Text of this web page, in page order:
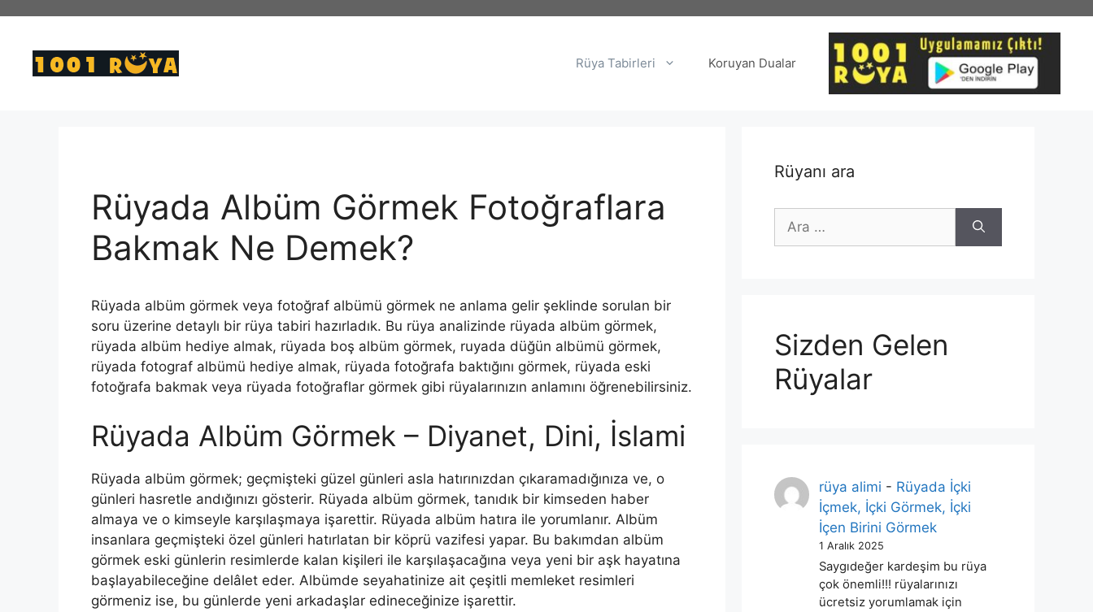
Rüya Tabirleri Koruyan Dualar
Rüyada Albüm Görmek Fotoğraflara
Bakmak Ne Demek?
Rüyada albüm görmek veya fotoğraf albümü görmek ne anlama gelir şeklinde sorulan bir
soru üzerine detaylı bir rüya tabiri hazırladık. Bu rüya analizinde rüyada albüm görmek,
rüyada albüm hediye almak, rüyada boş albüm görmek, ruyada düğün albümü görmek,
rüyada fotograf albümü hediye almak, rüyada fotoğrafa baktığını görmek, rüyada eski
fotoğrafa bakmak veya rüyada fotoğraflar görmek gibi rüyalarınızın anlamını öğrenebilirsiniz.
Rüyada Albüm Görmek – Diyanet, Dini, İslami
Rüyada albüm görmek; geçmişteki güzel günleri asla hatırınızdan çıkaramadığınıza ve, o
günleri hasretle andığınızı gösterir. Rüyada albüm görmek, tanıdık bir kimseden haber
almaya ve o kimseyle karşılaşmaya işarettir. Rüyada albüm hatıra ile yorumlanır. Albüm
insanlara geçmişteki özel günleri hatırlatan bir köprü vazifesi yapar. Bu bakımdan albüm
görmek eski günlerin resimlerde kalan kişileri ile karşılaşacağına veya yeni bir aşk hayatına
başlayabileceğine delâlet eder. Albümde seyahatinize ait çeşitli memleket resimleri
görmeniz ise, bu günlerde yeni arkadaşlar edineceğinize işarettir.
Rüyanı ara
için
Sizden Gelen
Rüyalar
rüya alimi - Rüyada İçki
İçmek, İçki Görmek, İçki
İçen Birini Görmek
1 Aralık 2025
Saygıdeğer kardeşim bu rüya
çok önemli!!! rüyalarınızı
ücretsiz yorumlamak için